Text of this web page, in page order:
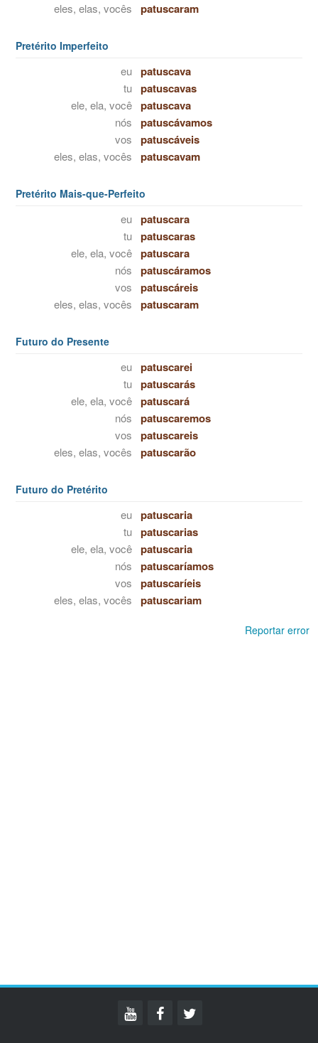
eles, elas, vocês patuscaram
Pretérito Imperfeito
eu patuscava
tu patuscavas
ele, ela, você patuscava
nós patuscávamos
vos patuscáveis
eles, elas, vocês patuscavam
Pretérito Mais-que-Perfeito
eu patuscara
tu patuscaras
ele, ela, você patuscara
nós patuscáramos
vos patuscáreis
eles, elas, vocês patuscaram
Futuro do Presente
eu patuscarei
tu patuscarás
ele, ela, você patuscará
nós patuscaremos
vos patuscareis
eles, elas, vocês patuscarão
Futuro do Pretérito
eu patuscaria
tu patuscarias
ele, ela, você patuscaria
nós patuscaríamos
vos patuscaríeis
eles, elas, vocês patuscariam
Reportar error